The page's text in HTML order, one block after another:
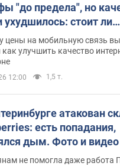
"до предела", но
ухудшилось: стоит ли
на цены
цены на мобильную связь
улучшить качество
12:00 1,5 т.
атакован
есть попадания,
дым. Фото и видео
не помогла даже работа